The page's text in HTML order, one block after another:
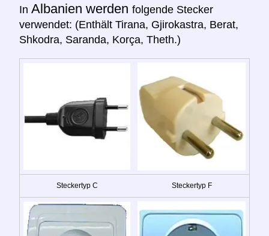
In Albanien werden folgende Stecker
verwendet: (Enthält Tirana, Gjirokastra, Berat,
Shkodra, Saranda, Korça, Theth.)
Steckertyp C Steckertyp F